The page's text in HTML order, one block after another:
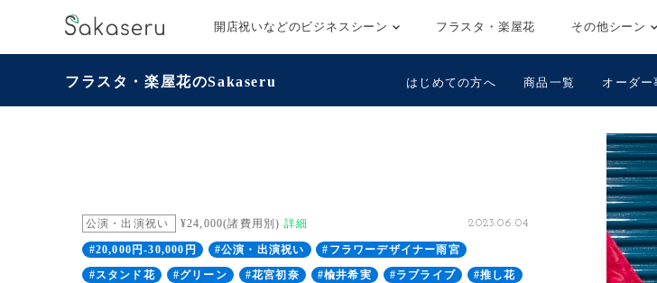
開店祝いなどのビジネスシーン フラスタ・楽屋花 その他シーン
フラスタ・楽屋花のSakaseru はじめての方へ 商品一覧 オーダ
公演・出演祝い ¥24,000(諸費用別) 詳細 2023.06.04
#20,000円-30,000円 #公演・出演祝い
#フラワーデザイナー雨宮
#スタンド花
#グリーン #花宮初奈 #楡井希実 #ラブライブ
#推し花